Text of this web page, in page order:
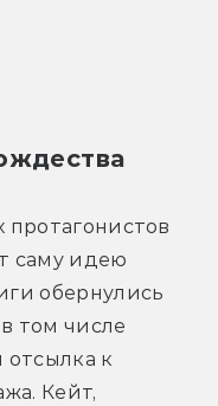
протагонистов
саму идею
обернулись
том числе
отсылка к
Кейт,